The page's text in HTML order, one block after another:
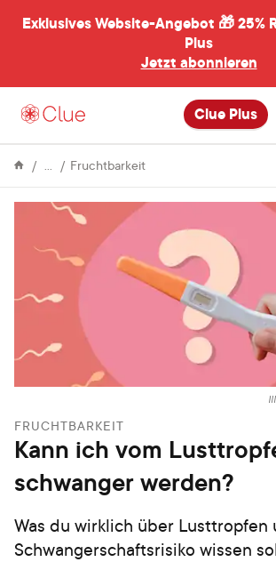
Exklusives Website-Angebot 🎁25%
Plus
Jetzt abonnieren
Clue Plus
Enzyklopädie
FruchtbarkeitKann
schwanger
werden?
FRUCHTBARKEIT
Kann ich vom
schwanger werden?
Was du wirklich über Lusttropfen
Schwangerschaftsrisiko wissen